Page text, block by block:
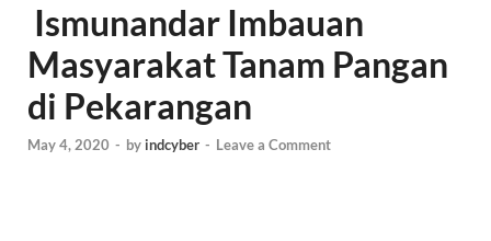
Ismunandar Imbauan
Masyarakat Tanam Pangan
di Pekarangan
May 4, 2020 - by indcyber - Leave a Comment